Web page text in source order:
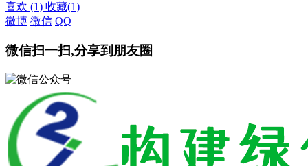
喜欢 (1) 收藏(1)
微博 微信 QQ
微信扫一扫,分享到朋友圈